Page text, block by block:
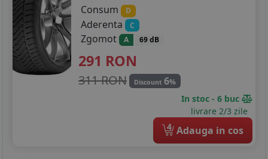
235/35R19
235/40R19
235/50R19
Consum
D
Aderenta C
Zgomot A 69 dB
291 RON
311 RON Discount 6%
In stoc - 6 buc
livrare 2/3 zile
4 Adauga in cos